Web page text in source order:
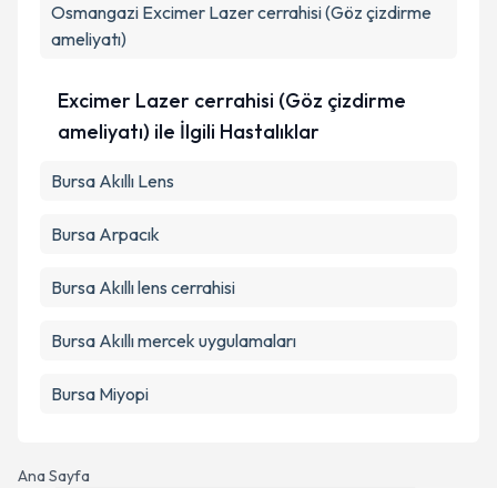
Takvim Talebini Gönder
Ana Sayfa
Osmangazi Excimer Lazer cerrahisi (Göz çizdirme
ameliyatı)
Excimer Lazer cerrahisi (Göz çizdirme
ameliyatı) ile İlgili Hastalıklar
Bursa Akıllı Lens
Bursa Arpacık
Bursa Akıllı lens cerrahisi
Bursa Akıllı mercek uygulamaları
Bursa Miyopi